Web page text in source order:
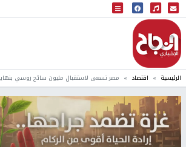
البث المباشر
إذاعة النجاح
الرئيسية اقتصاد مصر تسعى لاستقبال مليون سائح روسي